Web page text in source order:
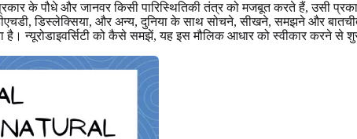
के पौधे और जानवर किसी पारिस्थितिकी तंत्र को मजबूत करते हैं, उसी
डिस्लेक्सिया, और अन्य, दुनिया के साथ सोचने, सीखने, समझने और
है। न्यूरोडाइवर्सिटी को कैसे समझें, यह इस मौलिक आधार को स्वीकार करने से